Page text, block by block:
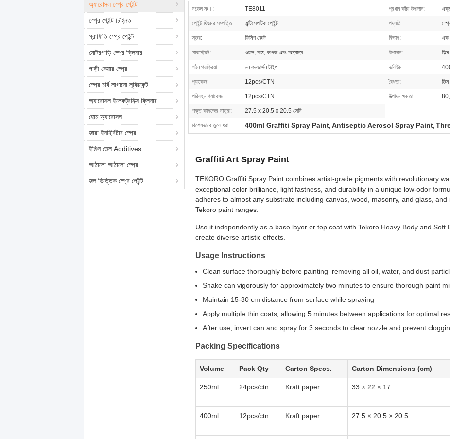
অ্যারোসল স্প্রে পেইন্ট
স্প্রে পেইন্ট চিহ্নিত
গ্রাফিতি স্প্রে পেইন্ট
মোটরগাড়ি স্প্রে ক্লিনার
গাড়ী কেয়ার স্প্রে
স্প্রে চর্বি লাগানো লুব্রিকেন্ট
অ্যারোসল ইলেকট্রনিক্স ক্লিনার
হোম অ্যারোসল
জারা ইনহিবিটার স্প্রে
ইঞ্জিন তেল Additives
আঠালো আঠালো স্প্রে
জল ভিত্তিক স্প্রে পেইন্ট
মডেল নং।: TE8011 প্রধান কাঁচা উপাদান:
পেইন্ট ফিল্মের সম্পত্তি: এন্টিসেপটিক পেইন্ট পদ্ধতি:
স্তর: ফিনিশ কোট বিভাগ: এক-
সাবস্ট্রেট: ওয়াল, কাঠ, কাগজ এবং অন্যান্য উপাদান:
গঠন প্রক্রিয়া: নন কনভার্সন টাইপ ভলিউম:
প্যাকেজ: 12pcs/CTN বৈধতা:
পরিবহন প্যাকেজ: 12pcs/CTN উত্পাদন ক্ষমতা:
শক্ত কাগজের মাত্রা: 27.5 x 20.5 x 20.5 সেমি
বিশেষভাবে তুলে ধরা: 400ml Graffiti Spray Paint, Antiseptic Aerosol Spray Paint,
Graffiti Art Spray Paint
TEKORO Graffiti Spray Paint combines artist-grade pigments with revolutionary
exceptional color brilliance, light fastness, and durability in a unique low-odor
adheres to almost any substrate including canvas, wood, masonry, and glass,
Tekoro paint ranges.
Use it independently as a base layer or top coat with Tekoro Heavy Body and Soft
create diverse artistic effects.
Usage Instructions
Clean surface thoroughly before painting, removing all oil, water, and dust
Shake can vigorously for approximately two minutes to ensure thorough paint
Maintain 15-30 cm distance from surface while spraying
Apply multiple thin coats, allowing 5 minutes between applications for optimal
After use, invert can and spray for 3 seconds to clear nozzle and prevent
Packing Specifications
Volume Pack Qty Carton Specs. Carton Dimensions (cm)
250ml 24pcs/ctn Kraft paper 33 × 22 × 17
400ml 12pcs/ctn Kraft paper 27.5 × 20.5 × 20.5